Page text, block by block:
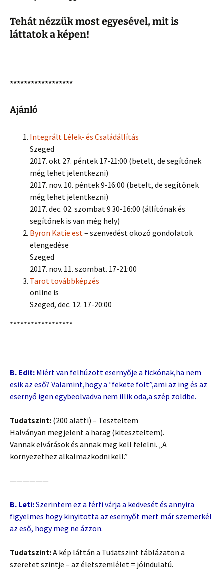
Tehát nézzük most egyesével, mit is
láttatok a képen!
******************
Ajánló
Integrált Lélek- és Családállítás
Szeged
2017. okt 27. péntek 17-21:00 (betelt, de segítőnek
még lehet jelentkezni)
2017. nov. 10. péntek 9-16:00 (betelt, de segítőnek
még lehet jelentkezni)
2017. dec. 02. szombat 9:30-16:00 (állítónak és
segítőnek is van még hely)
Byron Katie est – szenvedést okozó gondolatok
elengedése
Szeged
2017. nov. 11. szombat. 17-21:00
Tarot továbbképzés
online is
Szeged, dec. 12. 17-20:00
******************
B. Edit: Miért van felhúzott esernyője a fickónak,ha nem
esik az eső? Valamint,hogy a ”fekete folt”,ami az ing és az
esernyő igen egybeolvadva nem illik oda,a szép zöldbe.
Tudatszint: (200 alatti) – Teszteltem
Halványan megjelent a harag (kiteszteltem).
Vannak elvárások és annak meg kell felelni. „A
környezethez alkalmazkodni kell.”
——————
B. Leti:Szerintem ez a férfi várja a kedvesét és annyira
figyelmes hogy kinyitotta az esernyőt mert már szemerkél
az eső, hogy meg ne ázzon.
Tudatszint:A kép láttán a Tudatszint táblázaton a
szeretet szintje – az életszemlélet = jóindulatú.